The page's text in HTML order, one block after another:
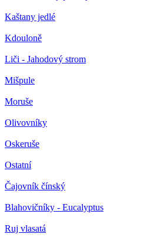
Kaštany jedlé
Kdouloně
Liči - Jahodový strom
Mišpule
Moruše
Olivovníky
Oskeruše
Ostatní
Čajovník čínský
Blahovičníky - Eucalyptus
Ruj vlasatá